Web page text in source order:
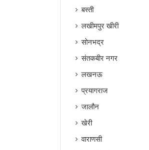
बस्ती
लखीमपुर खीरी
सोनभद्र
संतकबीर नगर
लखनऊ
प्रयागराज
जालौन
खेरी
वाराणसी